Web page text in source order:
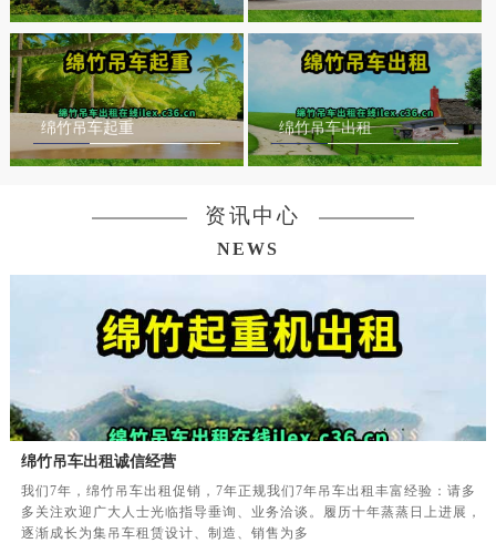
绵竹吊车起重 绵竹吊车出租
资讯中心
NEWS
绵竹吊车出租诚信经营
我们7年，绵竹吊车出租促销，7年正规我们7年吊车出租丰富经验：请多
多关注欢迎广大人士光临指导垂询、业务洽谈。履历十年蒸蒸日上进展，
逐渐成长为集吊车租赁设计、制造、销售为多